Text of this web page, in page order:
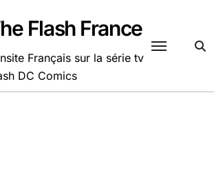
Flash France
Français sur la série tv
DC Comics